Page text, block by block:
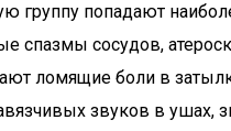
группу попадают
спазмы сосудов,
ломящие боли в
звуков в ушах,